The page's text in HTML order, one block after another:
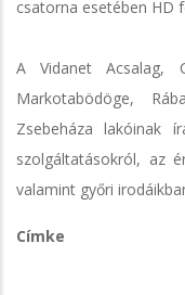
csatorna esetében HD
A Vidanet Acsalag,
Markotabödöge,
Zsebeháza lakóinak
szolgáltatásokról, az
valamint győri
Címke